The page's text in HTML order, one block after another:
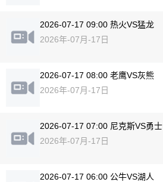
2026-07-17 09:00 热火VS猛龙
2026年-07月-17日
2026-07-17 08:00 老鹰VS灰熊
2026年-07月-17日
2026-07-17 07:00 尼克斯VS勇士
2026年-07月-17日
2026-07-17 06:00 公牛VS湖人